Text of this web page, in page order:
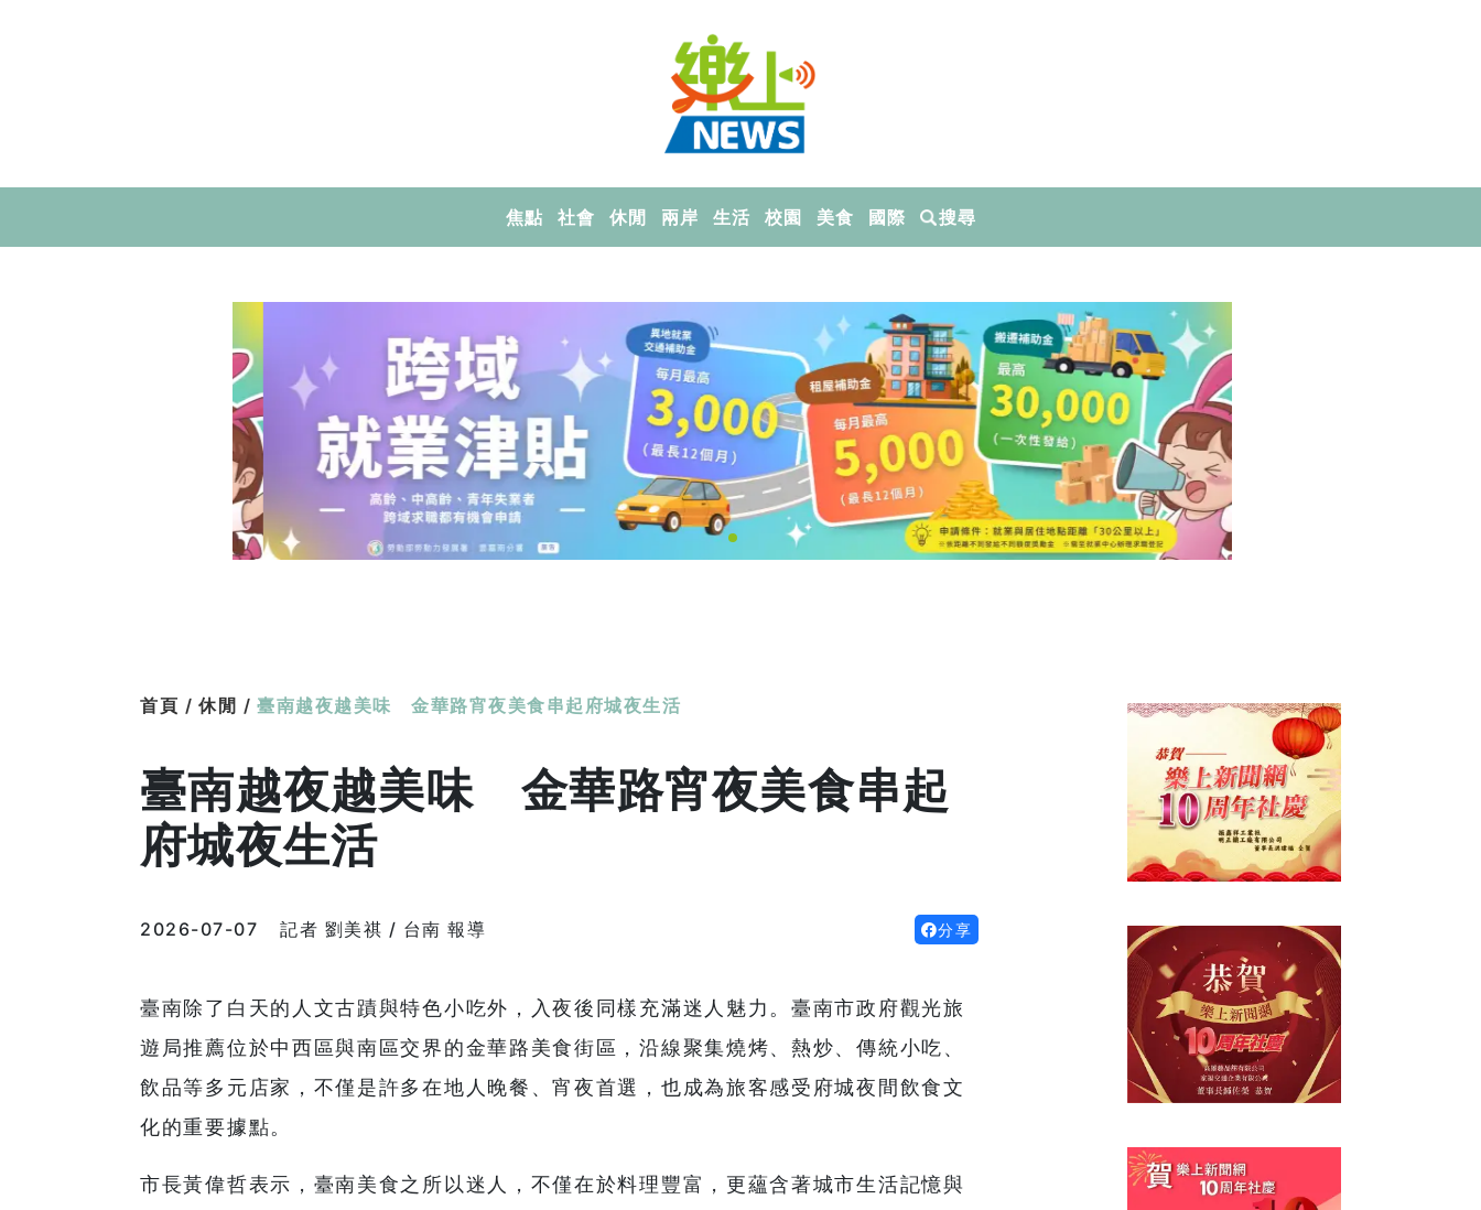
焦點 社會 休閒 兩岸 生活 校園 美食 國際 搜尋
首頁 / 休閒 / 臺南越夜越美味 金華路宵夜美食串起府城夜生活
臺南越夜越美味 金華路宵夜美食串起
府城夜生活
2026-07-07 記者 劉美祺 / 台南 報導 分享
臺南除了白天的人文古蹟與特色小吃外，入夜後同樣充滿迷人魅力。臺南市政府觀光旅
遊局推薦位於中西區與南區交界的金華路美食街區，沿線聚集燒烤、熱炒、傳統小吃、
飲品等多元店家，不僅是許多在地人晚餐、宵夜首選，也成為旅客感受府城夜間飲食文
化的重要據點。
市長黃偉哲表示，臺南美食之所以迷人，不僅在於料理豐富，更蘊含著城市生活記憶與